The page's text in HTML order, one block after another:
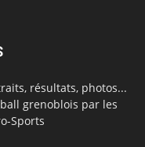
résultats, photos...
grenoblois par les
Sports